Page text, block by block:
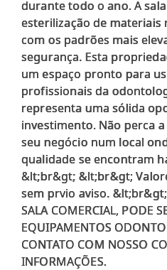
durante todo o ano. A
esterilização de
com os padrões mais
segurança. Esta
um espaço pronto para
profissionais da
representa uma sólida
investimento. Não perca
seu negócio num local
qualidade se encontram
&lt;br&gt; &lt;br&gt;
sem prvio aviso.
SALA COMERCIAL, PODE
EQUIPAMENTOS
CONTATO COM NOSSO
INFORMAÇÕES.